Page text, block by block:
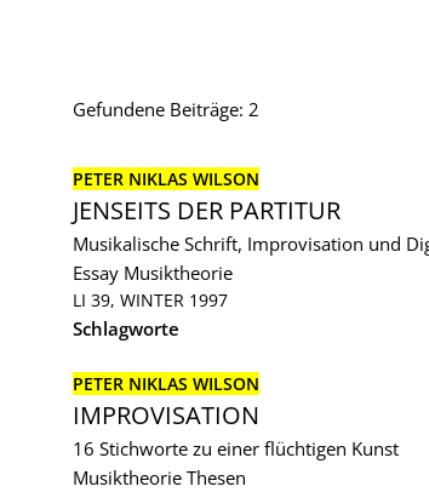
Gefundene Beiträge: 2
PETER NIKLAS WILSON
JENSEITS DER PARTITUR
Musikalische Schrift, Improvisation und
Essay Musiktheorie
LI 39, WINTER 1997
Schlagworte
PETER NIKLAS WILSON
IMPROVISATION
16 Stichworte zu einer flüchtigen Kunst
Musiktheorie Thesen